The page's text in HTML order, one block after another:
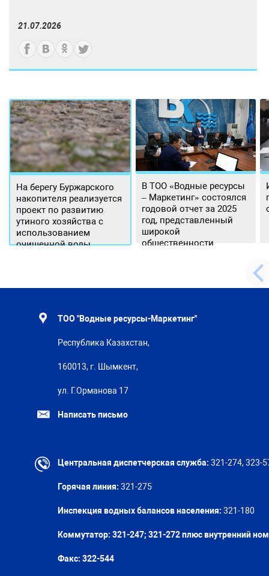
21.07.2026
На берегу Буржарского
накопителя реализуется
проект по развитию
утиного хозяйства с
использованием
очищенной воды
В ТОО «Водные ресурсы
– Маркетинг» состоялся
годовой отчет за 2025
год, представленный
широкой
общественности.
ТОО "Водные ресурсы-Маркетинг"
Республика Казахстан,
160013, г. Шымкент,
ул. Г.Орманова 17
Написать письмо
Центральная диспетчерская служба: 321-274, 323-
Горячая линия: 321-275
Инспекция водных балансов населения: 321-180
Коммутатор: 321-247; 321-272 плюс внутренний
Факс: 322-544